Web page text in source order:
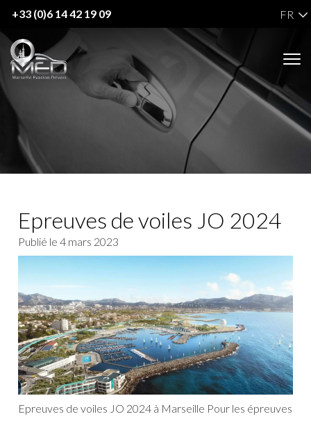
+33 (0)6 14 42 19 09 FR
Notre
blog
de
chauffeur
privé
Epreuves de voiles JO 2024
Publié le4 mars 2023
Epreuves de voiles JO 2024 à Marseille Pour les épreuves